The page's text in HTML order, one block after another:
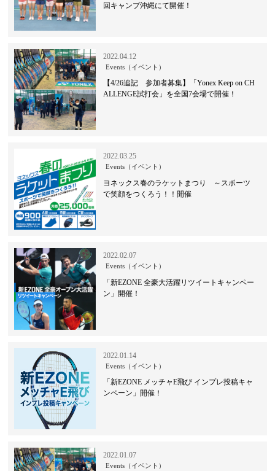
回キャンプ沖縄にて開催！
2022.04.12
Events（イベント）
【4/26追記 参加者募集】「Yonex Keep on CH
ALLENGE試打会」を全国7会場で開催！
2022.03.25
Events（イベント）
ヨネックス春のラケットまつり ～スポーツ
で笑顔をつくろう！！開催
2022.02.07
Events（イベント）
「新EZONE 全豪大活躍リツイートキャンペー
ン」開催！
2022.01.14
Events（イベント）
「新EZONE メッチャE飛び インプレ投稿キャ
ンペーン」開催！
2022.01.07
Events（イベント）